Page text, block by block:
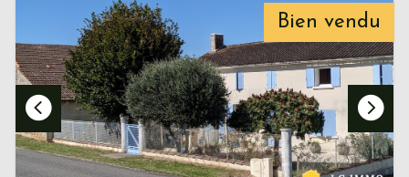
Bien vendu